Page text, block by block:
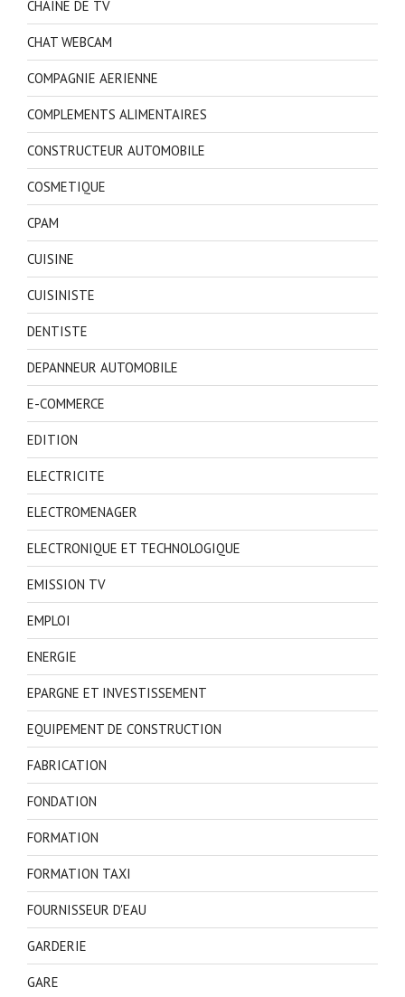
CHAINE DE TV
CHAT WEBCAM
COMPAGNIE AERIENNE
COMPLEMENTS ALIMENTAIRES
CONSTRUCTEUR AUTOMOBILE
COSMETIQUE
CPAM
CUISINE
CUISINISTE
DENTISTE
DEPANNEUR AUTOMOBILE
E-COMMERCE
EDITION
ELECTRICITE
ELECTROMENAGER
ELECTRONIQUE ET TECHNOLOGIQUE
EMISSION TV
EMPLOI
ENERGIE
EPARGNE ET INVESTISSEMENT
EQUIPEMENT DE CONSTRUCTION
FABRICATION
FONDATION
FORMATION
FORMATION TAXI
FOURNISSEUR D'EAU
GARDERIE
GARE